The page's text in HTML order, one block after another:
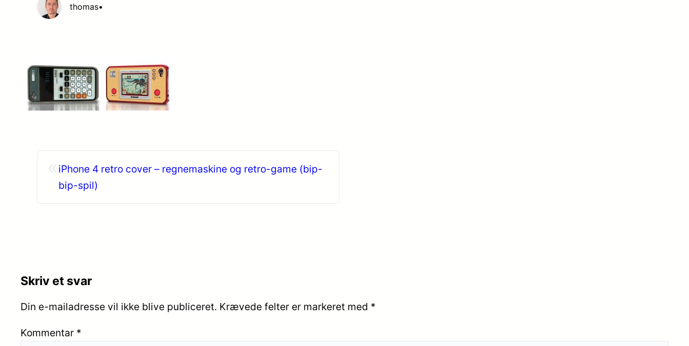
thomas•
iPhone 4 retro cover – regnemaskine og retro-game (bip-
bip-spil)
Skriv et svar
Din e-mailadresse vil ikke blive publiceret. Krævede felter er markeret med *
Kommentar *